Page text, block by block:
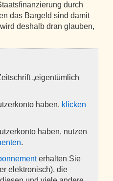
durch
das Bargeld sind damit
deshalb dran glauben,
„eigentümlich
haben, klicken
haben, nutzen
.
erhalten Sie
elektronisch), die